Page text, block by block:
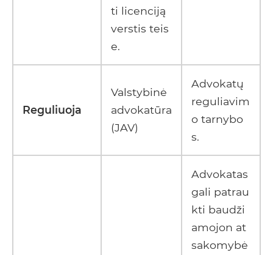
ti licenciją
verstis teis
e.
Reguliuoja
Valstybinė
advokatūra
(JAV)
Advokatų
reguliavim
o tarnybo
s.
Advokatas
gali patrau
kti baudži
amojon at
sakomybė